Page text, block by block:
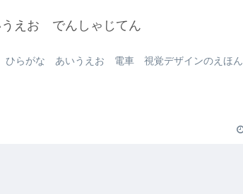
えお でんしゃじてん
らがな あいうえお 電車 視覚デザインのえほん